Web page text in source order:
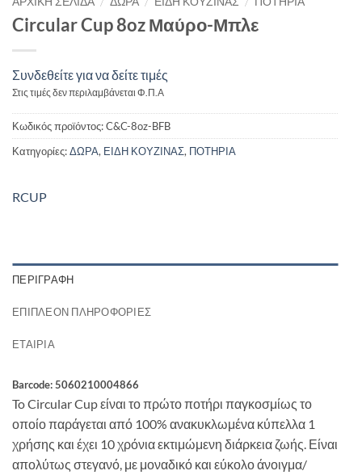
Circular Cup 8oz Μαύρο-Μπλε
Συνδεθείτε για να δείτε τιμές
Στις τιμές δεν περιλαμβάνεται Φ.Π.Α
Κωδικός προϊόντος:C&C-8oz-BFB
Κατηγορίες:ΔΩΡΑ, ΕΙΔΗ ΚΟΥΖΙΝΑΣ, ΠΟΤΗΡΙΑ
RCUP
ΠΕΡΙΓΡΑΦΉ
ΕΠΙΠΛΈΟΝ ΠΛΗΡΟΦΟΡΊΕΣ
ΕΤΑΙΡΊΑ
Barcode: 5060210004866
To Circular Cup είναι το πρώτο ποτήρι παγκοσμίως το
οποίο παράγεται από 100% ανακυκλωμένα κύπελλα 1
χρήσης και έχει 10 χρόνια εκτιμώμενη διάρκεια ζωής. Είναι
απολύτως στεγανό, με μοναδικό και εύκολο άνοιγμα/